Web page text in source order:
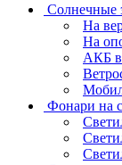
Солнечные
На
На
АКБ в
Фонари на